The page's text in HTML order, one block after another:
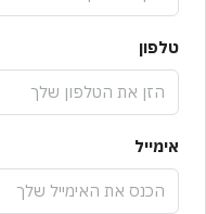
טלפון
אימייל